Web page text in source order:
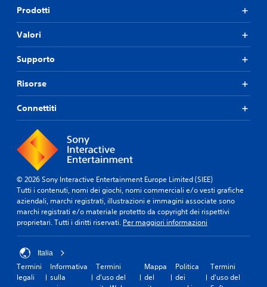
Prodotti
Valori
Supporto
Risorse
Connettiti
© 2026 Sony Interactive Entertainment Europe Limited (SIEE)
Tutti i contenuti, nomi dei giochi, nomi commerciali e/o vesti grafiche
aziendali, marchi registrati, illustrazioni e immagini associate sono
marchi registrati e/o materiale protetto da copyright dei rispettivi
proprietari. Tutti i diritti riservati. Per maggiori informazioni
Italia
Termini
legali
Informativa
sulla
Termini
d'uso del
Mappa
del
Politica
dei
Termini
d'uso del